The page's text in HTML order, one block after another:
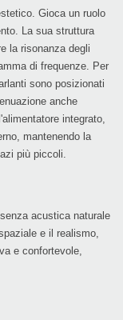
Gioca un ruolo
La sua struttura
la risonanza degli
di frequenze. Per
sono posizionati
anche
integrato,
mantenendo la
più piccoli.
acustica naturale
e il realismo,
e confortevole,